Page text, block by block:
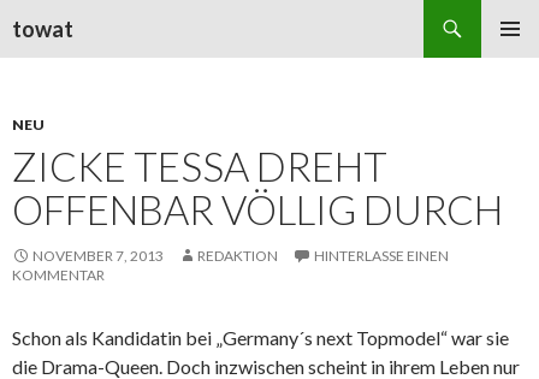
towat
NEU
ZICKE TESSA DREHT
OFFENBAR VÖLLIG DURCH
NOVEMBER 7, 2013 REDAKTION
HINTERLASSE EINEN
KOMMENTAR
Schon als Kandidatin bei „Germany´s next Topmodel“ war sie
die Drama-Queen. Doch inzwischen scheint in ihrem Leben nur